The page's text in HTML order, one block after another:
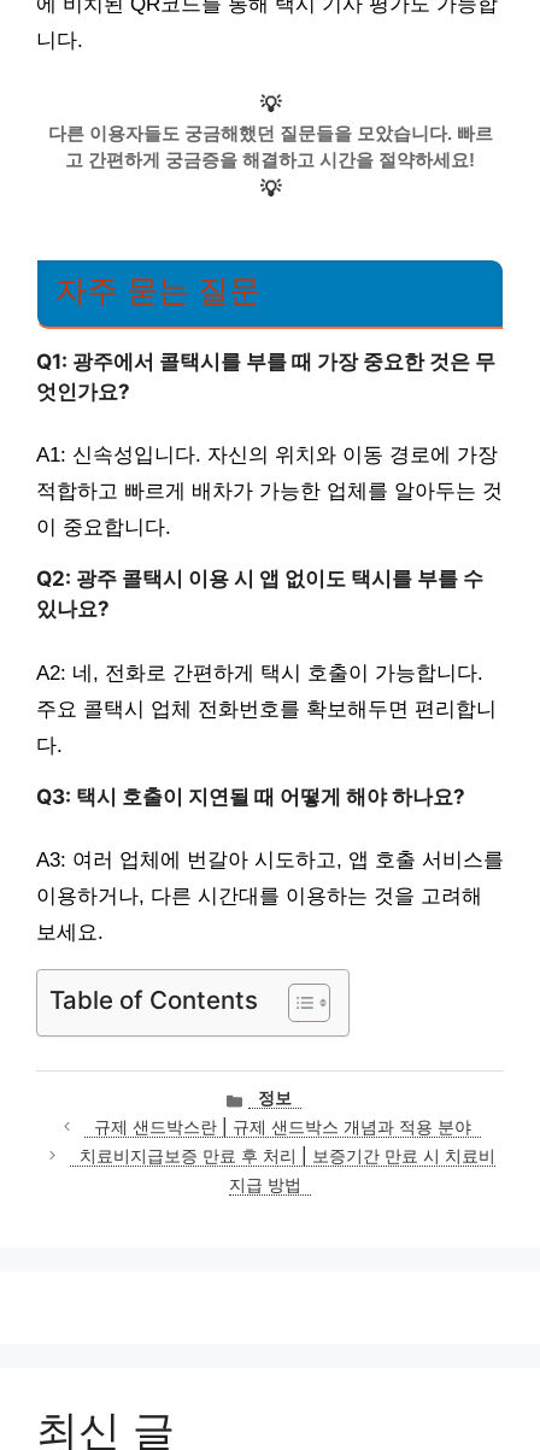
니다.
💡
다른 이용자들도 궁금해했던 질문들을 모았습니다. 빠르
고 간편하게 궁금증을 해결하고 시간을 절약하세요!
💡
자주 묻는 질문
Q1: 광주에서 콜택시를 부를 때 가장 중요한 것은 무
엇인가요?
A1: 신속성입니다. 자신의 위치와 이동 경로에 가장
적합하고 빠르게 배차가 가능한 업체를 알아두는 것
이 중요합니다.
Q2: 광주 콜택시 이용 시 앱 없이도 택시를 부를 수
있나요?
A2: 네, 전화로 간편하게 택시 호출이 가능합니다.
주요 콜택시 업체 전화번호를 확보해두면 편리합니
다.
Q3: 택시 호출이 지연될 때 어떻게 해야 하나요?
A3: 여러 업체에 번갈아 시도하고, 앱 호출 서비스를
이용하거나, 다른 시간대를 이용하는 것을 고려해
보세요.
Table of Contents
카
테
고
리
정보
규제 샌드박스란 | 규제 샌드박스 개념과 적용 분야
치료비지급보증 만료 후 처리 | 보증기간 만료 시 치료비
지급 방법
최신 글